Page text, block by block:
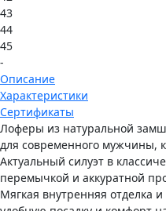
43
44
45
-
Описание
Характеристики
Сертификаты
Лоферы из натуральной
для современного мужчины,
Актуальный силуэт в
перемычкой и аккуратной
Мягкая внутренняя отделка